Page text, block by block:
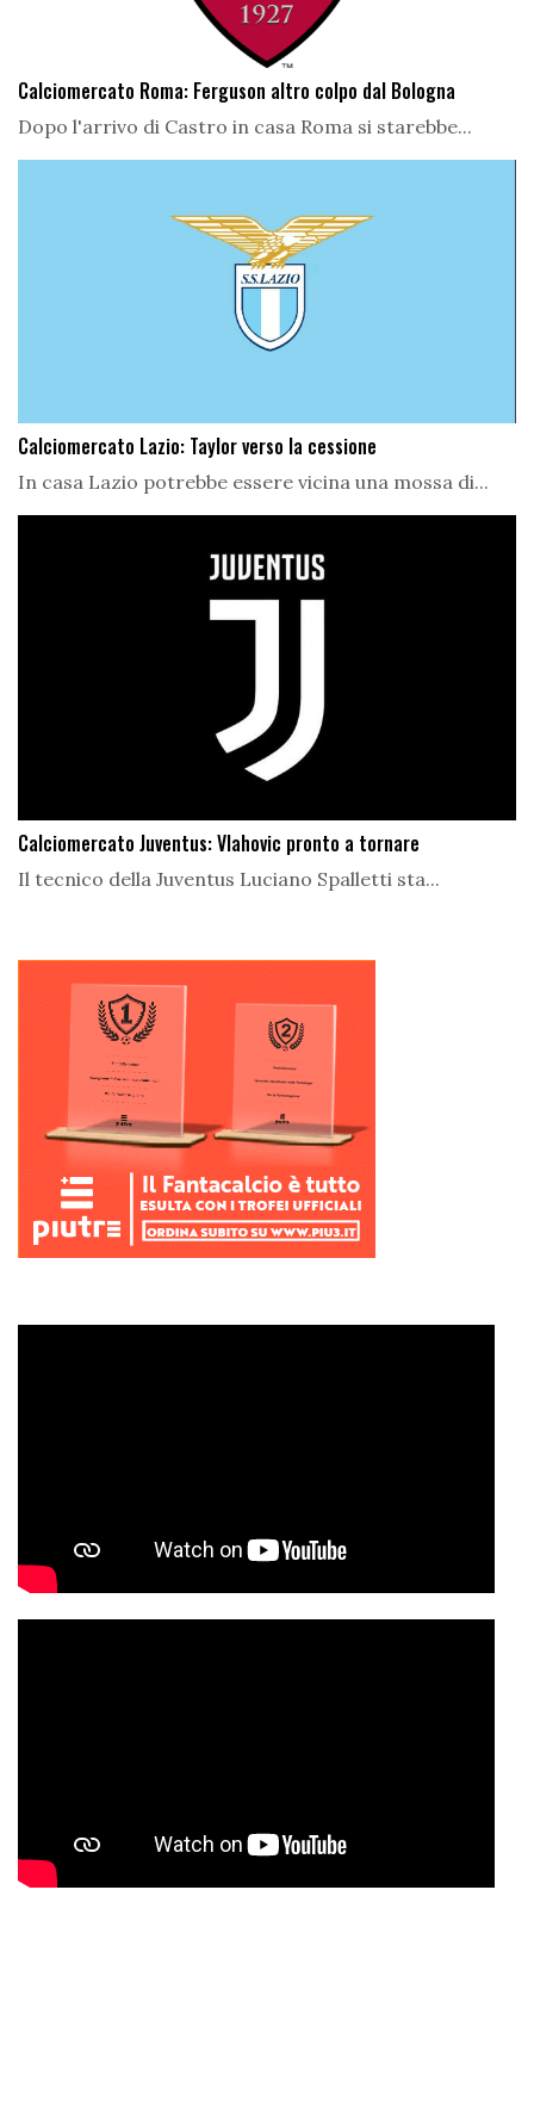
Calciomercato Roma: Ferguson altro colpo dal Bologna
Dopo l'arrivo di Castro in casa Roma si starebbe...
Calciomercato Lazio: Taylor verso la cessione
In casa Lazio potrebbe essere vicina una mossa di...
Calciomercato Juventus: Vlahovic pronto a tornare
Il tecnico della Juventus Luciano Spalletti sta...